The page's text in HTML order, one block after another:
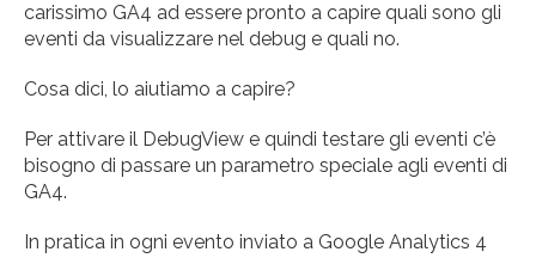
carissimo GA4 ad essere pronto a capire quali sono gli
eventi da visualizzare nel debug e quali no.
Cosa dici, lo aiutiamo a capire?
Per attivare il DebugView e quindi testare gli eventi c’è
bisogno di passare un parametro speciale agli eventi di
GA4.
In pratica in ogni evento inviato a Google Analytics 4